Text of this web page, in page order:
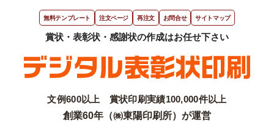
無料テンプレート 注文ページ 再注文 お問合せ サイトマップ
文例600以上 賞状印刷実績100,000件以上
創業60年（㈱東陽印刷所）が運営